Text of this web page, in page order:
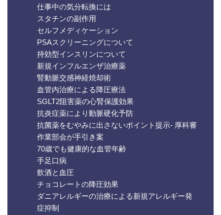
仕事中の気分転換には
スタチンの副作用
セルフメディケーション
PSAスクリーニングについて
持効型インスリンについて
新規インフルエンザ治療薬
腎動脈交感神経焼却術
血管内治療による降圧療法
SGLT2阻害薬の心腎保護効果
抗炎症薬により動脈硬化予防
抗菌薬をむやみに出さないポイント提示- 厚科審
作業部会が手引き案
70歳でも健康的な血管年齢
手足口病
飲酒と血圧
チョコレートの降圧効果
ダニアレルギーの治療による新規アレルギー発
症抑制